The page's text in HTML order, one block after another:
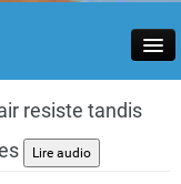
resiste tandis